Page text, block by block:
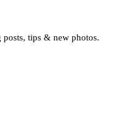
tips & new photos.